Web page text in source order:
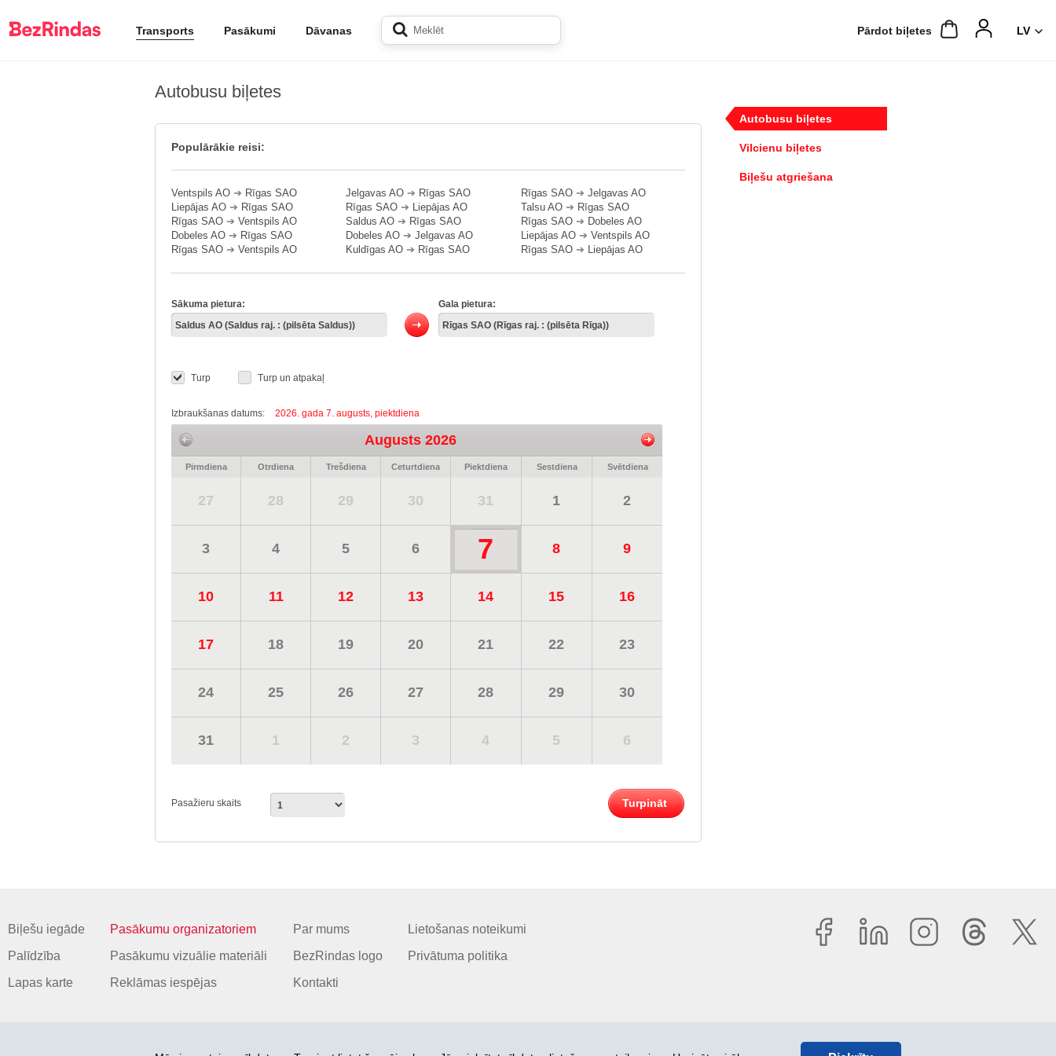
Transports Pasākumi Dāvanas Pārdot biļetes
Autobusu biļetes
Populārākie reisi:
Ventspils AO ➔ Rīgas SAO
Liepājas AO ➔ Rīgas SAO
Rīgas SAO ➔ Ventspils AO
Dobeles AO ➔ Rīgas SAO
Rīgas SAO ➔ Ventspils AO
Jelgavas AO ➔ Rīgas SAO
Rīgas SAO ➔ Liepājas AO
Saldus AO ➔ Rīgas SAO
Dobeles AO ➔Jelgavas AO
Kuldīgas AO ➔ Rīgas SAO
Rīgas SAO➔ Jelgavas AO
Talsu AO➔ Rīgas SAO
Rīgas SAO➔ Dobeles AO
Liepājas AO➔ Ventspils AO
Rīgas SAO➔ Liepājas AO
Sākuma pietura: Gala pietura:
Turp Turp un atpakaļ
Izbraukšanas datums: 2026. gada 7. augusts, piektdiena
Augusts 2026
Pirmdiena Otrdiena Trešdiena Ceturtdiena Piektdiena Sestdiena Svētdiena
27 28 29 30 31 1 2
3 4 5 6 7 8 9
10 11 12 13 14 15 16
17 18 19 20 21 22 23
24 25 26 27 28 29 30
31 1 2 3 4 5 6
Pasažieru skaits Turpināt
Autobusu biļetes
Vilcienu biļetes
Biļešu atgriešana
Biļešu iegāde
Palīdzība
Lapas karte
Pasākumu organizatoriem
Pasākumu vizuālie materiāli
Reklāmas iespējas
Par mums
BezRindas logo
Kontakti
Lietošanas noteikumi
Privātuma politika